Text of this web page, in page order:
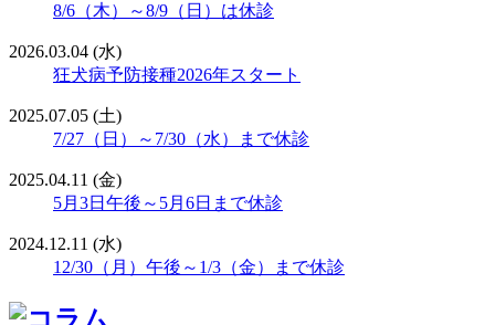
8/6（木）～8/9（日）は休診
2026.03.04 (水)
狂犬病予防接種2026年スタート
2025.07.05 (土)
7/27（日）～7/30（水）まで休診
2025.04.11 (金)
5月3日午後～5月6日まで休診
2024.12.11 (水)
12/30（月）午後～1/3（金）まで休診